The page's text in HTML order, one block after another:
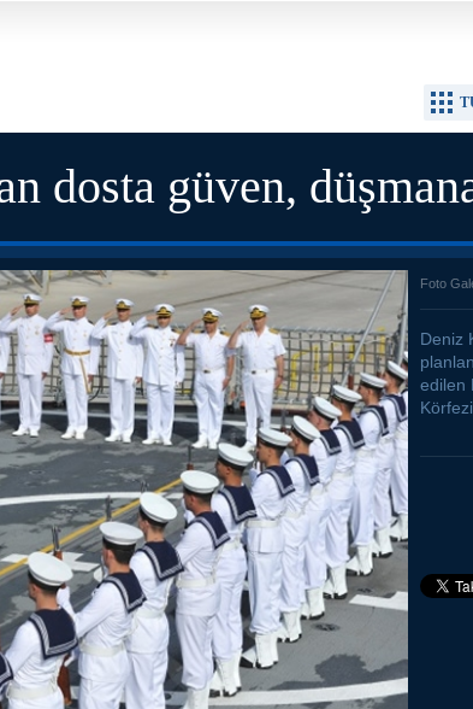
dosta güven,
Foto
Deniz
edilen